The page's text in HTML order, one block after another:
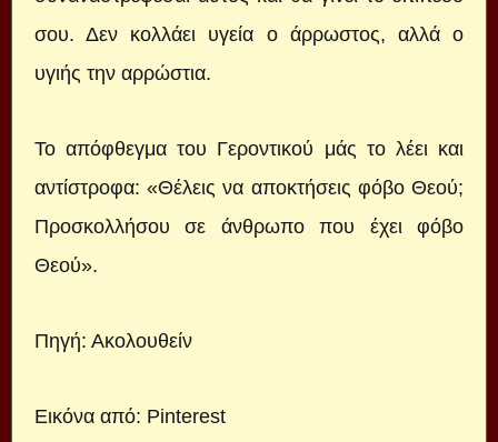
σου. Δεν κολλάει υγεία ο άρρωστος, αλλά ο
υγιής την αρρώστια.
Το απόφθεγμα του Γεροντικού μάς το λέει και
αντίστροφα: «Θέλεις να αποκτήσεις φόβο Θεού;
Προσκολλήσου σε άνθρωπο που έχει φόβο
Θεού».
Πηγή: Ακολουθείν
Εικόνα από: Pinterest